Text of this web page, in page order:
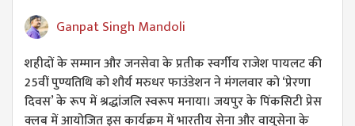
Ganpat Singh Mandoli
शहीदों के सम्मान और जनसेवा के प्रतीक स्वर्गीय राजेश पायलट की
25वीं पुण्यतिथि को शौर्य मरुधर फाउंडेशन ने मंगलवार को ‘प्रेरणा
दिवस’ के रूप में श्रद्धांजलि स्वरूप मनाया। जयपुर के पिंकसिटी प्रेस
क्लब में आयोजित इस कार्यक्रम में भारतीय सेना और वायुसेना के